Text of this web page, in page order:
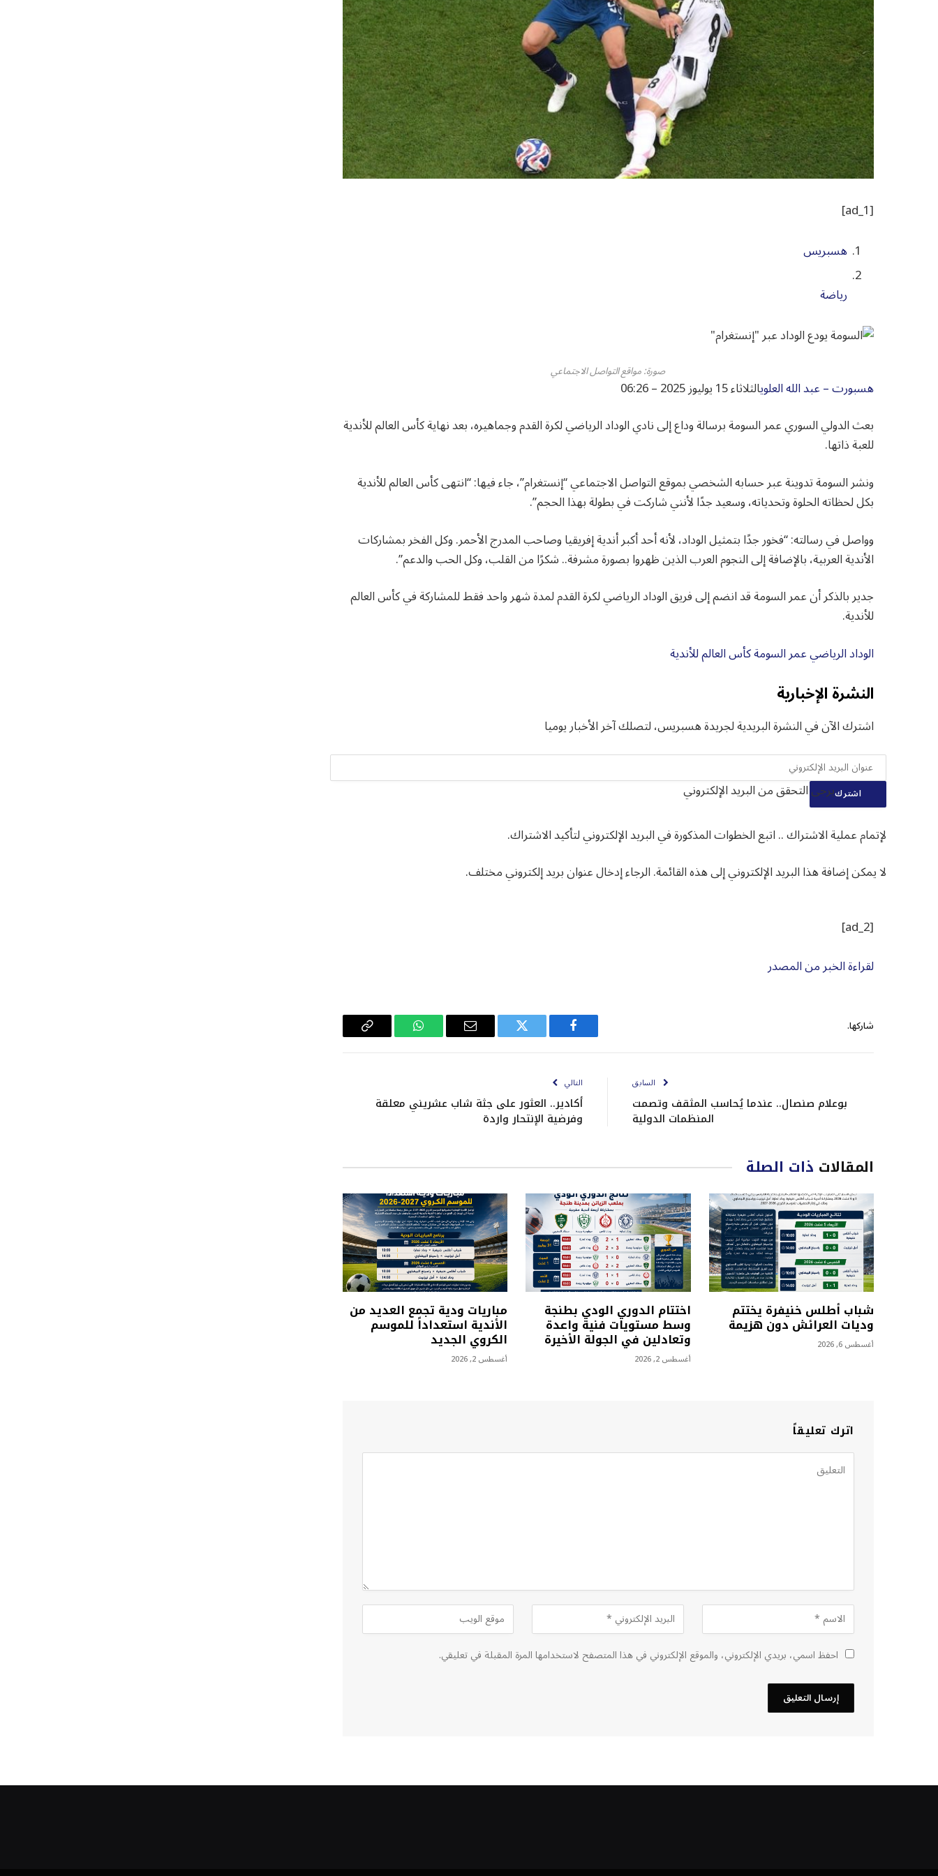
[ad_1]
هسبريس
رياضة
صورة: مواقع التواصل الاجتماعي
هسبورت – عبد الله العلويالثلاثاء 15 يوليوز 2025 – 06:26
بعث الدولي السوري عمر السومة برسالة وداع إلى نادي الوداد الرياضي لكرة القدم وجماهيره، بعد نهاية كأس العالم للأندية
للعبة ذاتها.
ونشر السومة تدوينة عبر حسابه الشخصي بموقع التواصل الاجتماعي “إنستغرام”، جاء فيها: “انتهى كأس العالم للأندية
بكل لحظاته الحلوة وتحدياته، وسعيد جدًا لأنني شاركت في بطولة بهذا الحجم”.
وواصل في رسالته: “فخور جدًا بتمثيل الوداد، لأنه أحد أكبر أندية إفريقيا وصاحب المدرج الأحمر. وكل الفخر بمشاركات
الأندية العربية، بالإضافة إلى النجوم العرب الذين ظهروا بصورة مشرفة.. شكرًا من القلب، وكل الحب والدعم”.
جدير بالذكر أن عمر السومة قد انضم إلى فريق الوداد الرياضي لكرة القدم لمدة شهر واحد فقط للمشاركة في كأس العالم
للأندية.
الوداد الرياضيعمر السومةكأس العالم للأندية
النشرة الإخبارية
اشترك الآن في النشرة البريدية لجريدة هسبريس، لتصلك آخر الأخبار يوميا
اشتركيرجى التحقق من البريد الإلكتروني
لإتمام عملية الاشتراك .. اتبع الخطوات المذكورة في البريد الإلكتروني لتأكيد الاشتراك.
لا يمكن إضافة هذا البريد الإلكتروني إلى هذه القائمة. الرجاء إدخال عنوان بريد إلكتروني مختلف.
[ad_2]
لقراءة الخبر من المصدر
شاركها.
فيسبوك تويتر
البريد
واتساب
Copy
السابق
بوعلام صنصال.. عندما يُحاسب المثقف وتصمت
المنظمات الدولية
التالي
أكادير.. العثور على جثة شاب عشريني معلقة
وفرضية الإنتحار واردة
المقالات ذات الصلة
شباب أطلس خنيفرة يختتم
وديات العرائش دون هزيمة
أغسطس 6, 2026
اختتام الدوري الودي بطنجة
وسط مستويات فنية واعدة
وتعادلين في الجولة الأخيرة
أغسطس 2, 2026
مباريات ودية تجمع العديد من
الأندية استعداداً للموسم
الكروي الجديد
أغسطس 2, 2026
اترك تعليقاً
احفظ اسمي، بريدي الإلكتروني، والموقع الإلكتروني في هذا المتصفح لاستخدامها المرة المقبلة في تعليقي.